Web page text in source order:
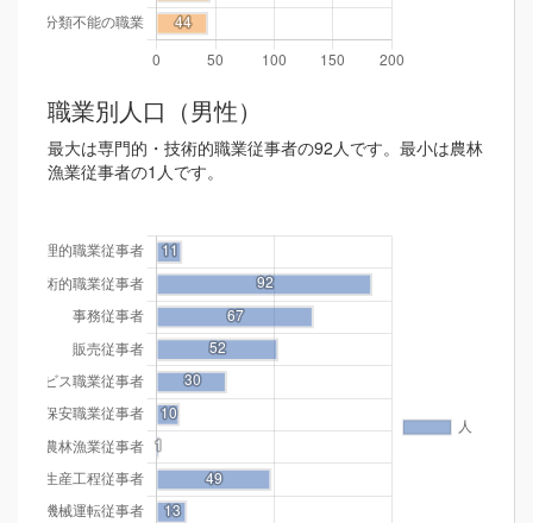
職業別人口（男性）
最大は専門的・技術的職業従事者の92人です。最小は農林
漁業従事者の1人です。